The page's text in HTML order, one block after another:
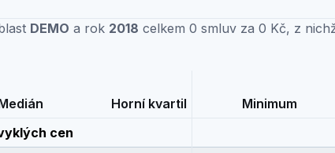
DEMO a rok 2018 celkem 0 smluv za 0 Kč, z
Horní kvartil Minimum
cen